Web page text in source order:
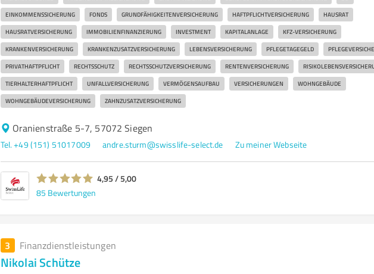
EINKOMMENSSICHERUNG FONDS GRUNDFÄHIGKEITENVERSICHERUNG HAFTPFLICHTVERSICHERUNG HAUSRAT
HAUSRATVERSICHERUNG IMMOBILIENFINANZIERUNG INVESTMENT KAPITALANLAGE KFZ-VERSICHERUNG
KRANKENVERSICHERUNG KRANKENZUSATZVERSICHERUNG LEBENSVERSICHERUNG PFLEGETAGEGELD
PRIVATHAFTPFLICHT RECHTSSCHUTZ RECHTSSCHUTZVERSICHERUNG RENTENVERSICHERUNG
TIERHALTERHAFTPFLICHT UNFALLVERSICHERUNG VERMÖGENSAUFBAU VERSICHERUNGEN WOHNGEBÄUDE
WOHNGEBÄUDEVERSICHERUNG ZAHNZUSATZVERSICHERUNG
Oranienstraße 5-7, 57072 Siegen
Tel. +49 (151) 51017009 andre.sturm@swisslife-select.de Zu meiner Webseite
4,95 / 5,00
85 Bewertungen
3 Finanzdienstleistungen
Nikolai Schütze